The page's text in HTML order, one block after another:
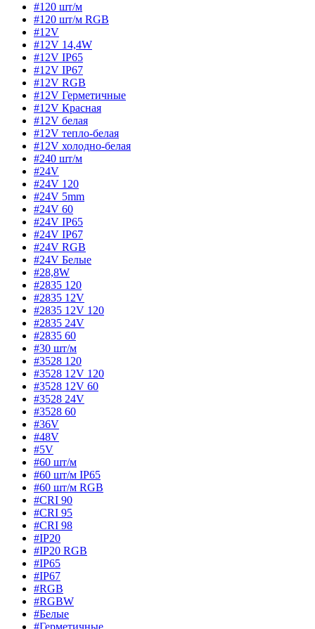
#120 шт/м
#120 шт/м RGB
#12V
#12V 14,4W
#12V IP65
#12V IP67
#12V RGB
#12V Герметичные
#12V Красная
#12V белая
#12V тепло-белая
#12V холодно-белая
#240 шт/м
#24V
#24V 120
#24V 5mm
#24V 60
#24V IP65
#24V IP67
#24V RGB
#24V Белые
#28,8W
#2835 120
#2835 12V
#2835 12V 120
#2835 24V
#2835 60
#30 шт/м
#3528 120
#3528 12V 120
#3528 12V 60
#3528 24V
#3528 60
#36V
#48V
#5V
#60 шт/м
#60 шт/м IP65
#60 шт/м RGB
#CRI 90
#CRI 95
#CRI 98
#IP20
#IP20 RGB
#IP65
#IP67
#RGB
#RGBW
#Белые